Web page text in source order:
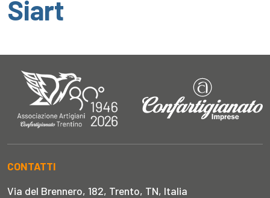
Siart
CONTATTI
Via del Brennero, 182, Trento, TN, Italia